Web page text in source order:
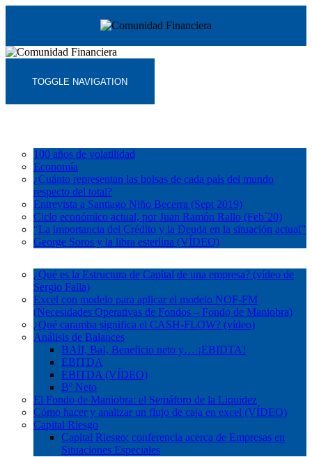
TOGGLE NAVIGATION
100 años de volatilidad
Economía
¿Cuánto representan las bolsas de cada país del mundo
respecto del total?
Entrevista a Santiago Niño Becerra (Sept 2019)
Ciclo económico actual, por Juan Ramón Rallo (Feb´20)
“La importancia del Crédito y la Deuda en la situación actual”
George Soros y la libra esterlina (VÍDEO)
¿Qué es la Estructura de Capital de una empresa? (vídeo de
Sergio Falla)
Excel con modelo para aplicar el modelo NOF-FM
(Necesidades Operativas de Fondos – Fondo de Maniobra)
¿Qué caramba significa el CASH-FLOW? (vídeo)
Análisis de Balances
BAII, BaI, Beneficio neto y… ¡EBIDTA!
EBITDA
EBITDA (VÍDEO)
Bº Neto
El Fondo de Maniobra: el Semáforo de la Liquidez
Cómo hacer y analizar un flujo de caja en excel (VÍDEO)
Capital Riesgo
Capital Riesgo: conferencia acerca de Empresas en
Situaciones Especiales